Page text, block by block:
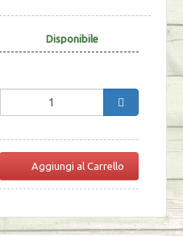
Disponibile
Aggiungi al Carrello